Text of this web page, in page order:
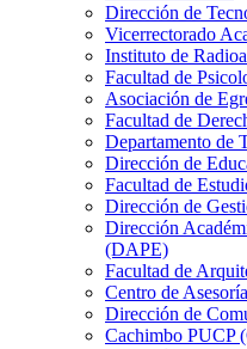
Dirección de
Vicerrectorado
Instituto de
Facultad de
Asociación de
Facultad de
Departamento de
Dirección de
Facultad de
Dirección de
Dirección
(DAPE)
Facultad de
Centro de
Dirección de
Cachimbo PUCP